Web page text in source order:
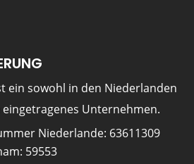
ein sowohl in den Niederlanden
Unternehmen.
Niederlande: 63611309
59553